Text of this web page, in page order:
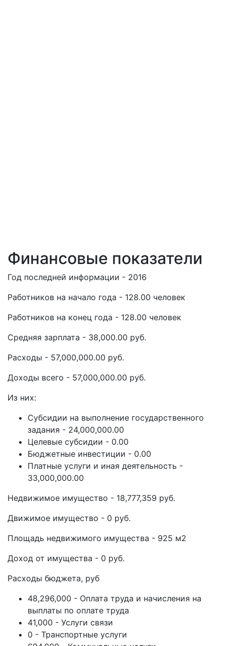
Финансовые показатели
Год последней информации - 2016
Работников на начало года - 128.00 человек
Работников на конец года - 128.00 человек
Средняя зарплата - 38,000.00 руб.
Расходы - 57,000,000.00 руб.
Доходы всего - 57,000,000.00 руб.
Из них:
Субсидии на выполнение государственного
задания - 24,000,000.00
Целевые субсидии - 0.00
Бюджетные инвестиции - 0.00
Платные услуги и иная деятельность -
33,000,000.00
Недвижимое имущество - 18,777,359 руб.
Движимое имущество - 0 руб.
Площадь недвижимого имущества - 925 м2
Доход от имущества - 0 руб.
Расходы бюджета, руб
48,296,000 - Оплата труда и начисления на
выплаты по оплате труда
41,000 - Услуги связи
0 - Транспортные услуги